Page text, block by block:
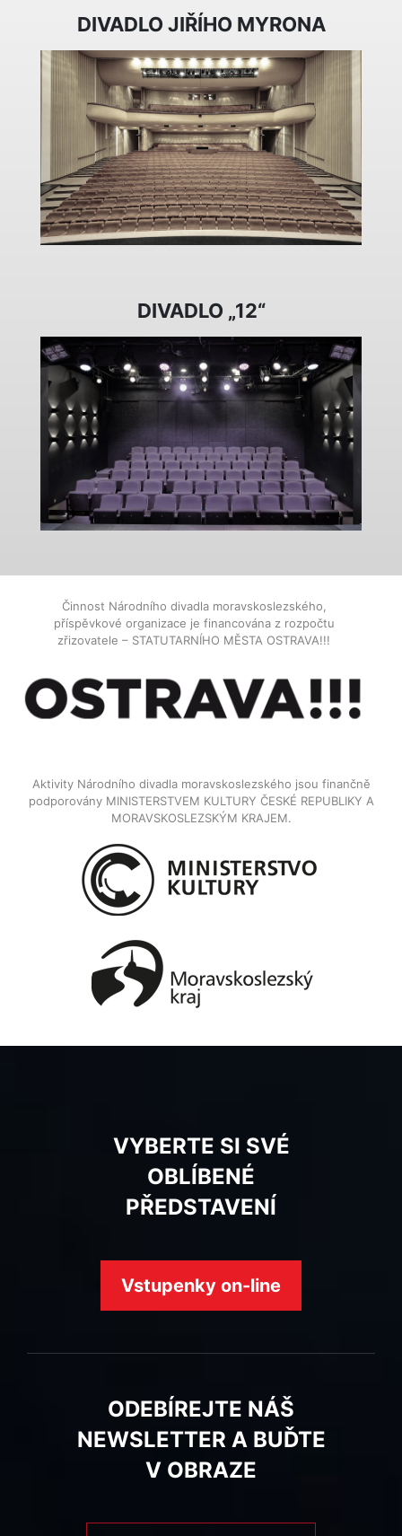
DIVADLO JIŘÍHO MYRONA
DIVADLO „12“
Činnost Národního divadla moravskoslezského,
příspěvkové organizace je financována z rozpočtu
zřizovatele – STATUTARNÍHO MĚSTA OSTRAVA!!!
Aktivity Národního divadla moravskoslezského jsou finančně
podporovány MINISTERSTVEM KULTURY ČESKÉ REPUBLIKY A
MORAVSKOSLEZSKÝM KRAJEM.
VYBERTE SI SVÉ
OBLÍBENÉ
PŘEDSTAVENÍ
Vstupenky on-line
ODEBÍREJTE NÁŠ
NEWSLETTER A BUĎTE
V OBRAZE